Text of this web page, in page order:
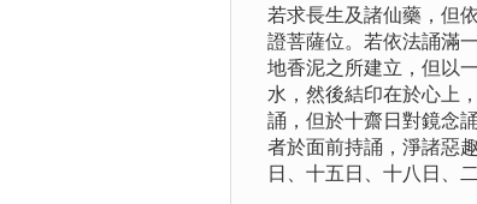
若求長生及諸仙藥，但
證菩薩位。若依法誦滿
地香泥之所建立，但以
水，然後結印在於心上
誦，但於十齋日對鏡念
者於面前持誦，淨諸惡
日、十五日、十八日、